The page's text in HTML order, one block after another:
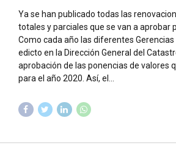
Ya se han publicado todas las
totales y parciales que se van a aprobar
Como cada año las diferentes
edicto en la Dirección General del
aprobación de las ponencias de valores
para el año 2020. Así, el...